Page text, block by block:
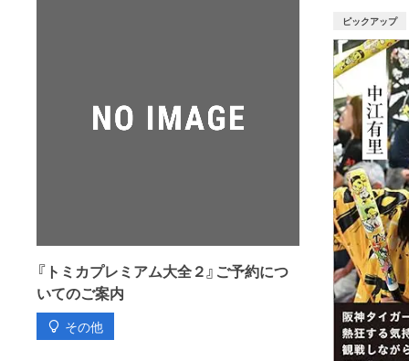
『トミカプレミアム大全２』ご予約につ
いてのご案内
その他
ピックアップ